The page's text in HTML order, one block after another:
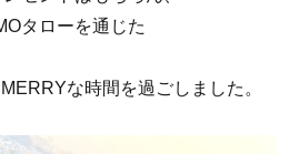
タローを通じた
な時間を過ごしました。